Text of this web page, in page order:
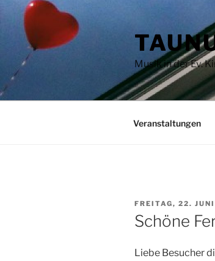
Zum
Inhalt
springen
Musik in der Ev.
Veranstaltungen
VERÖFFENTLICHT
AM
FREITAG, 22.
Schöne
Liebe Besucher